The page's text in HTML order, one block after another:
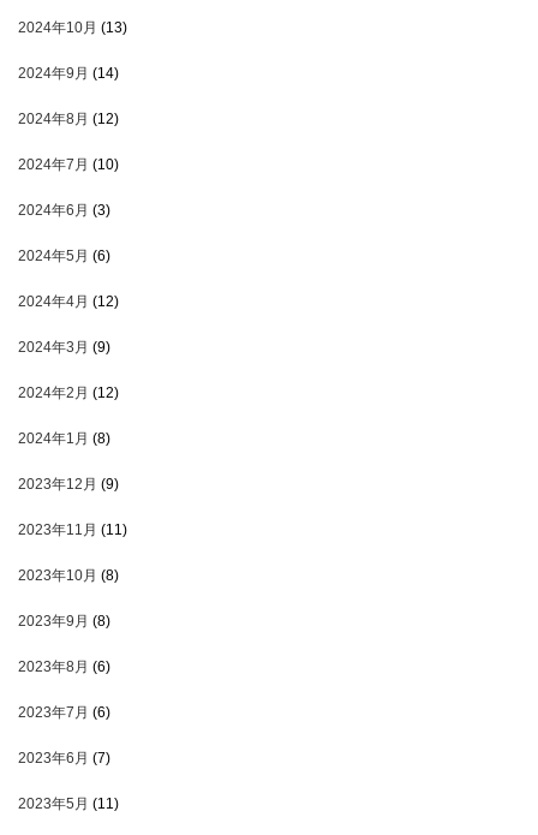
2024年10月 (13)
2024年9月 (14)
2024年8月 (12)
2024年7月 (10)
2024年6月 (3)
2024年5月 (6)
2024年4月 (12)
2024年3月 (9)
2024年2月 (12)
2024年1月 (8)
2023年12月 (9)
2023年11月 (11)
2023年10月 (8)
2023年9月 (8)
2023年8月 (6)
2023年7月 (6)
2023年6月 (7)
2023年5月 (11)